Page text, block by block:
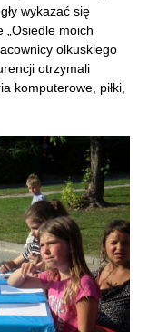
wykazać się
„Osiedle moich
olkuskiego
otrzymali
komputerowe, piłki,